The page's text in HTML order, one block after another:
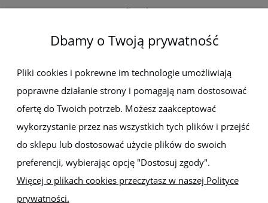
O firmie
Newsletter
Zapisz się do newslettera, aby być na bieżąco z nowościami i
promocjami
Dbamy o Twoją prywatność
Pliki cookies i pokrewne im technologie umożliwiają
poprawne działanie strony i pomagają nam dostosować
ofertę do Twoich potrzeb. Możesz zaakceptować
wykorzystanie przez nas wszystkich tych plików i przejść
do sklepu lub dostosować użycie plików do swoich
preferencji, wybierając opcję "Dostosuj zgody".
Więcej o plikach cookies przeczytasz w naszej Polityce
prywatności.